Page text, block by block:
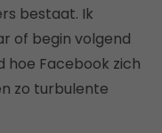
bestaat. Ik
of begin volgend
hoe Facebook zich
zo turbulente